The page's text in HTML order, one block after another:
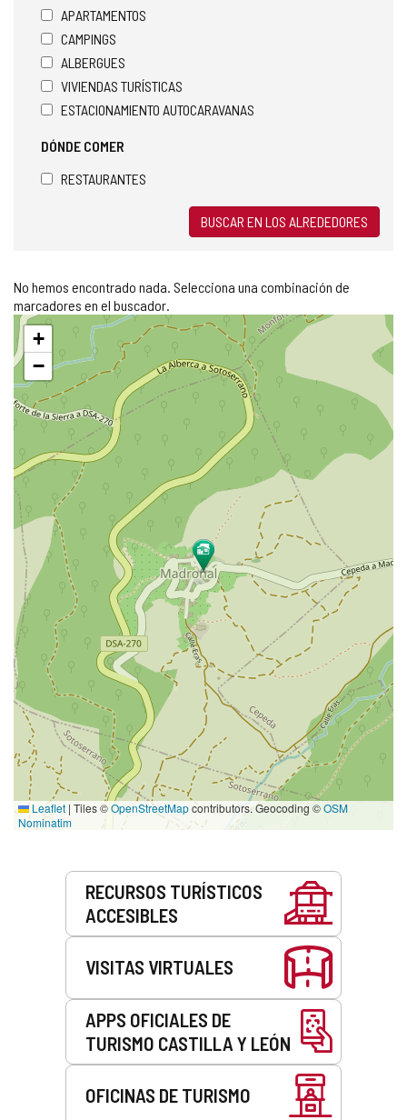
APARTAMENTOS
CAMPINGS
ALBERGUES
VIVIENDAS TURÍSTICAS
ESTACIONAMIENTO AUTOCARAVANAS
DÓNDE COMER
RESTAURANTES
BUSCAR EN LOS ALREDEDORES
No hemos encontrado nada. Selecciona una combinación de
marcadores en el buscador.
Saltar
mapa
+
−
Leaflet | Tiles ©OpenStreetMapcontributors. Geocoding ©OSM
Nominatim
RECURSOS TURÍSTICOS
ACCESIBLES
VISITAS VIRTUALES
APPS OFICIALES DE
TURISMO CASTILLA Y LEÓN
OFICINAS DE TURISMO